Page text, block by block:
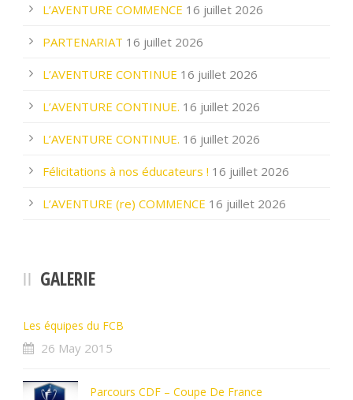
L’AVENTURE COMMENCE 16 juillet 2026
PARTENARIAT 16 juillet 2026
L’AVENTURE CONTINUE 16 juillet 2026
L’AVENTURE CONTINUE. 16 juillet 2026
L’AVENTURE CONTINUE. 16 juillet 2026
Félicitations à nos éducateurs ! 16 juillet 2026
L’AVENTURE (re) COMMENCE 16 juillet 2026
GALERIE
Les équipes du FCB
26 May 2015
Parcours CDF – Coupe De France